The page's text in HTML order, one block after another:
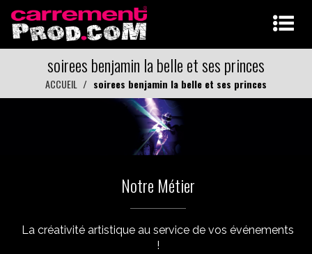
soirees benjamin la belle et ses princes
ACCUEIL soirees benjamin la belle et ses princes
Notre Métier
La créativité artistique au service de vos événements
!